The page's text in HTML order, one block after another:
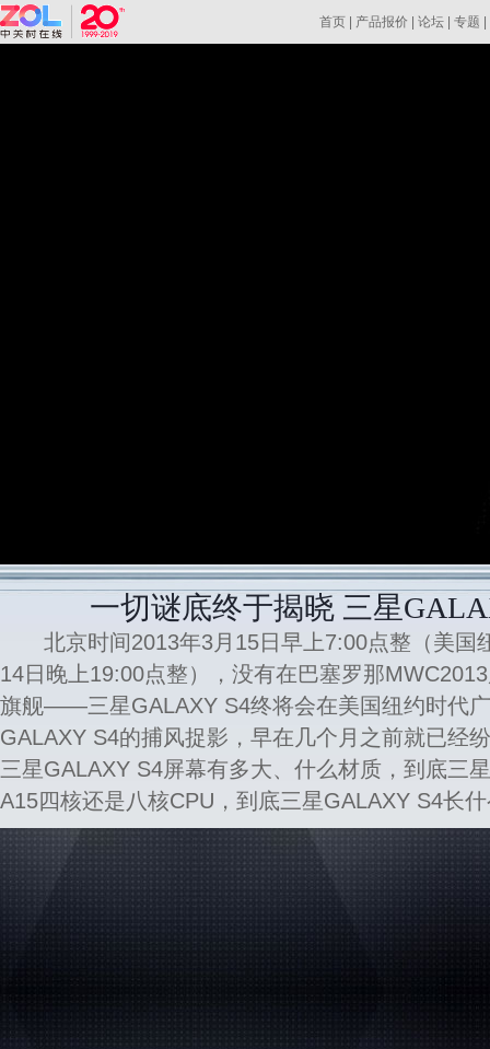
首页 产品报价 |论坛 |专题
一切谜底终于揭晓 三星
北京时间2013年3月15日早上7:00点整（美国
14日晚上19:00点整），没有在巴塞罗那
旗舰——三星GALAXY S4终将会在美国纽约时代
GALAXY S4的捕风捉影，早在几个月之前就已经
三星GALAXY S4屏幕有多大、什么材质，到底三
A15四核还是八核CPU，到底三星GALAXY S4长